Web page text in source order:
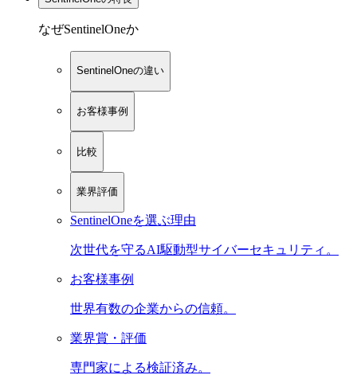
なぜSentinelOneか
SentinelOneの違い
お客様事例
比較
業界評価
SentinelOneを選ぶ理由
次世代を守るAI駆動型サイバーセキュリティ。
お客様事例
世界有数の企業からの信頼。
業界賞・評価
専門家による検証済み。